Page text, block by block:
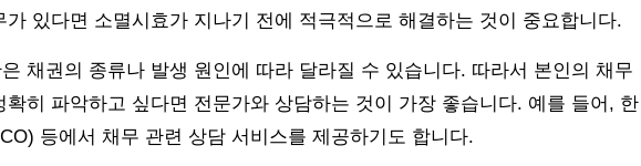
가 있다면 소멸시효가 지나기 전에 적극적으로 해결하는 것이 중요합니다.
채권의 종류나 발생 원인에 따라 달라질 수 있습니다. 따라서 본인의 채무
확히 파악하고 싶다면 전문가와 상담하는 것이 가장 좋습니다. 예를 들어, 한
등에서 채무 관련 상담 서비스를 제공하기도 합니다.